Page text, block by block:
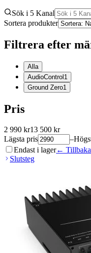
Sök i 5 Kanal
Sortera produkter
Filtrera efter
Alla
AudioControl1
Ground Zero1
Pris
2 990 kr13 500 kr
Lägsta pris
–
Endast i lager← Tillbaka
Slutsteg